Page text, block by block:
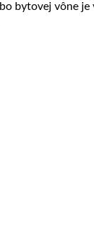
bytovej vône je